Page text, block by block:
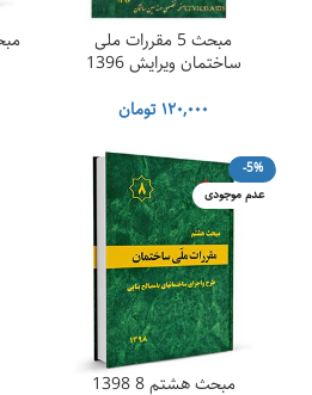
مبحث 5 مقررات ملی
ساختمان ویرایش 1396
۱۲۰,۰۰۰تومان
-5%
عدم موجودی
مبحث هشتم 8 1398